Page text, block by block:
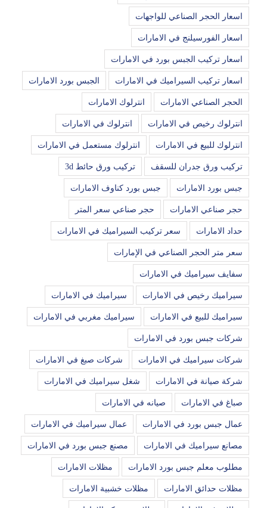
اسعار الحجر الصناعي للواجهات
اسعار الفورسيلنج في الامارات
اسعار تركيب الجبس بورد في الامارات
اسعار تركيب السيراميك في الامارات الجبس بورد الامارات
الحجر الصناعي الامارات انترلوك الامارات
انترلوك رخيص في الامارات انترلوك في الامارات
انترلوك للبيع في الامارات انترلوك مستعمل في الامارات
تركيب ورق جدران للسقف تركيب ورق حائط 3d
جبس بورد الامارات جبس بورد كناوف الامارات
حجر صناعي الامارات حجر صناعي سعر المتر
حداد الامارات سعر تركيب السيراميك في الامارات
سعر متر الحجر الصناعي في الإمارات
سفايف سيراميك في الامارات
سيراميك رخيص في الامارات سيراميك في الامارات
سيراميك للبيع في الامارات سيراميك مغربي في الامارات
شركات جبس بورد في الامارات
شركات سيراميك في الامارات شركات صبغ في الامارات
شركة صيانة في الامارات شغل سيراميك في الامارات
صباغ في الامارات صيانه في الامارات
عمال جبس بورد في الامارات عمال سيراميك في الامارات
مصانع سيراميك في الامارات مصنع جبس بورد في الامارات
مطلوب معلم جبس بورد الامارات مظلات الامارات
مظلات حدائق الامارات مظلات خشبية الامارات